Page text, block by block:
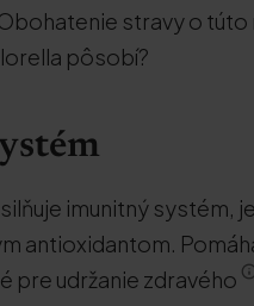
stravy o
pôsobí?
imunitný systém,
antioxidantom.
pre udržanie zdravého